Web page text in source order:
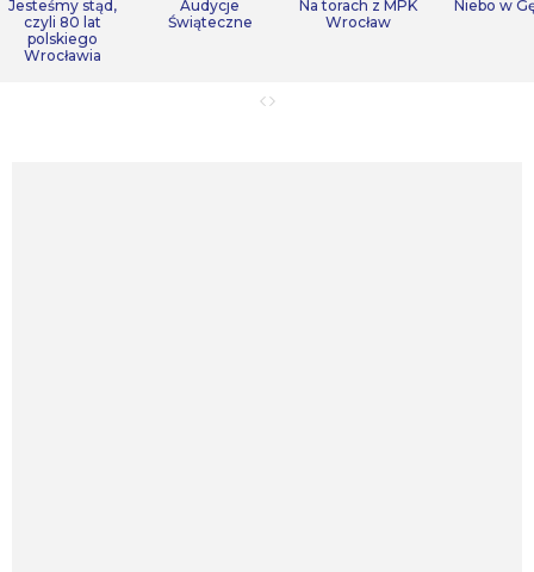
Jesteśmy stąd,
czyli 80 lat
polskiego
Wrocławia
Audycje
Świąteczne
Na torach z MPK
Wrocław
Niebo w